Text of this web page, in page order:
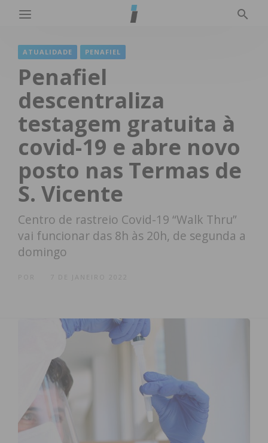
ATUALIDADE PENAFIEL
Penafiel
descentraliza
testagem gratuita à
covid-19 e abre novo
posto nas Termas de
S. Vicente
Centro de rastreio Covid-19 “Walk Thru”
vai funcionar das 8h às 20h, de segunda a
domingo
7 DE JANEIRO 2022